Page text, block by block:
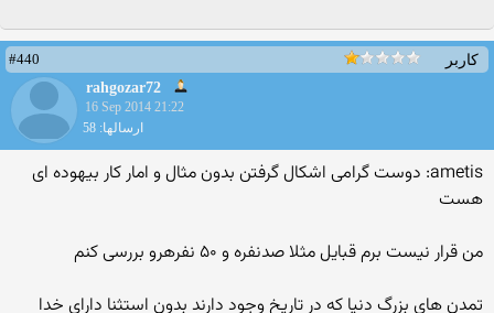
کاربر
#440
rahgozar72
16 Sep 2014 21:22
ارسالها: 58
ametis: دوست گرامی اشکال گرفتن بدون مثال و امار کار بیهوده ای
هست
من قرار نیست برم قبایل مثلا صدنفره و ۵۰ نفرهرو بررسی کنم
تمدن های بزرگ دنیا که در تاریخ وجود دارند بدون استثنا دارای خدا